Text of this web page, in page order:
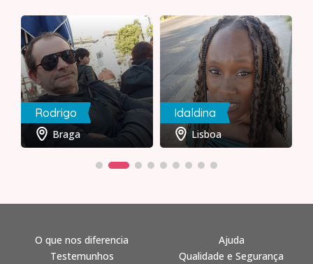
Rodrigo
Braga
Idaldina
Lisboa
O que nos diferencia
Testemunhos
Ajuda
Qualidade e Segurança